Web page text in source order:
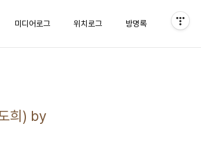
미디어로그 위치로그 방명록
희) by